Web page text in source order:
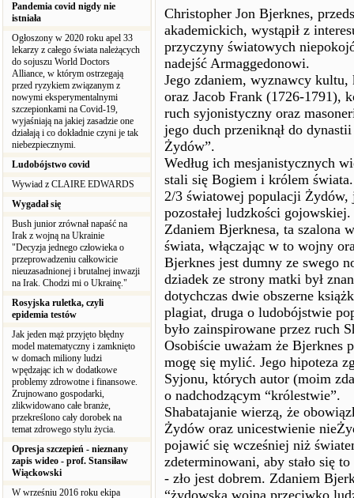
Pandemia covid nigdy nie
istniała
Ogłoszony w 2020 roku apel 33
lekarzy z całego świata należących
do sojuszu World Doctors
Alliance, w którym ostrzegają
przed ryzykiem związanym z
nowymi eksperymentalnymi
szczepionkami na Covid-19,
wyjaśniają na jakiej zasadzie one
działają i co dokładnie czyni je tak
niebezpiecznymi.
Ludobójstwo covid
Wywiad z CLAIRE EDWARDS
Wygadał się
Bush junior zrównał napaść na
Irak z wojną na Ukrainie
"Decyzja jednego człowieka o
przeprowadzeniu całkowicie
nieuzasadnionej i brutalnej inwazji
na Irak. Chodzi mi o Ukrainę."
Rosyjska ruletka, czyli
epidemia testów
Jak jeden mąż przyjęto błędny
model matematyczny i zamknięto
w domach miliony ludzi
wpędzając ich w dodatkowe
problemy zdrowotne i finansowe.
Zrujnowano gospodarki,
zlikwidowano całe branże,
przekreślono cały dorobek na
temat zdrowego stylu życia.
Opresja szczepień - nieznany
zapis wideo - prof. Stansiław
Wiąckowski
W wrześniu 2016 roku ekipa
Christopher Jon Bjerknes,
akademickich, wystąpił z
przyczyny światowych
nadejść Armaggedonowi.
Jego zdaniem, wyznawcy
oraz Jacob Frank (1726-1791),
ruch syjonistyczny oraz
jego duch przeniknął do
Żydów”.
Według ich mesjanistycznych
stali się Bogiem i królem
2/3 światowej populacji
pozostałej ludzkości gojowskiej.
Zdaniem Bjerknesa, ta szalona
świata, włączając w to wojny
Bjerknes jest dumny ze swego
dziadek ze strony matki był
dotychczas dwie obszerne
plagiat, druga o ludobójstwie
było zainspirowane przez ruch
Osobiście uważam że Bjerknes
mogę się mylić. Jego hipoteza
Syjonu, których autor (moim
o nadchodzącym “królestwie”.
Shabatajanie wierzą, że
Żydów oraz unicestwienie
pojawić się wcześniej niż
zdeterminowani, aby stało się
- zło jest dobrem. Zdaniem
“żydowską wojną przeciwko